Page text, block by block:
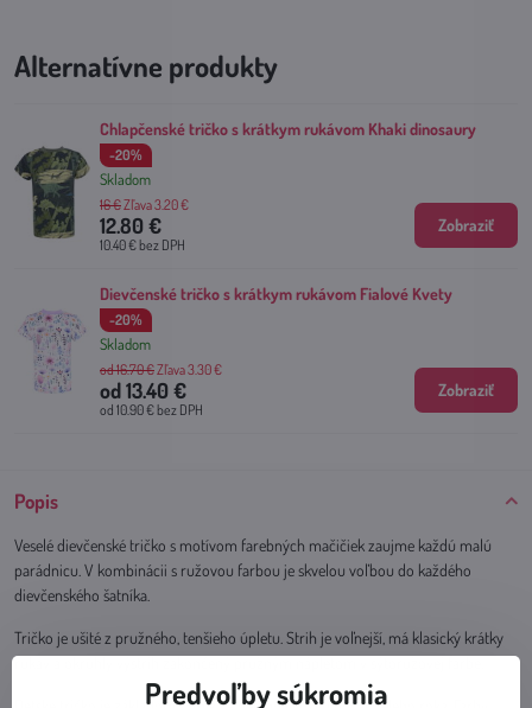
Popis
Veselé dievčenské tričko s motívom farebných mačičiek zaujme každú malú
parádnicu. V kombinácii s ružovou farbou je skvelou voľbou do každého
dievčenského šatníka.
Tričko je ušité z pružného, tenšieho úpletu. Strih je voľnejší, má klasický krátky
rukáv a okrúhly výstrih zakončený pružným nápletom v sýtoružovej farbe.
Alternatívne produkty
Chlapčenské tričko s krátkym rukávom Khaki dinosaury
-20%
Skladom
12.80 €
10.40 €bez DPH
16 €Zľava 3.20 €
Zobraziť
Dievčenské tričko s krátkym rukávom Fialové Kvety
-20%
Skladom
od 13.40 €
od 10.90 €bez DPH
od 16.70 €Zľava 3.30 €
Zobraziť
Predvoľby súkromia